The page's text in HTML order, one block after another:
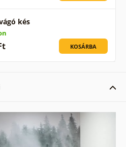
kés
KOSÁRBA